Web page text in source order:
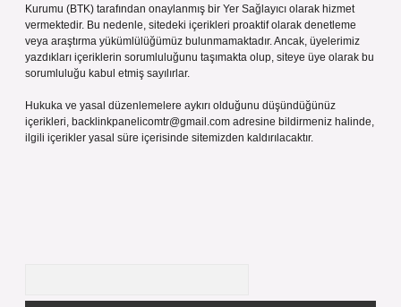
Kurumu (BTK) tarafından onaylanmış bir Yer Sağlayıcı olarak hizmet
vermektedir. Bu nedenle, sitedeki içerikleri proaktif olarak denetleme
veya araştırma yükümlülüğümüz bulunmamaktadır. Ancak, üyelerimiz
yazdıkları içeriklerin sorumluluğunu taşımakta olup, siteye üye olarak bu
sorumluluğu kabul etmiş sayılırlar.
Hukuka ve yasal düzenlemelere aykırı olduğunu düşündüğünüz
içerikleri, backlinkpanelicomtr@gmail.com adresine bildirmeniz halinde,
ilgili içerikler yasal süre içerisinde sitemizden kaldırılacaktır.